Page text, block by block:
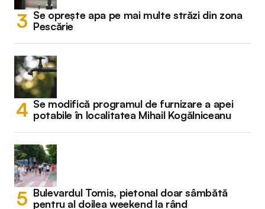
Se oprește apa pe mai multe străzi din zona
Pescărie
Se modifică programul de furnizare a apei
potabile în localitatea Mihail Kogălniceanu
Bulevardul Tomis, pietonal doar sâmbătă
pentru al doilea weekend la rând